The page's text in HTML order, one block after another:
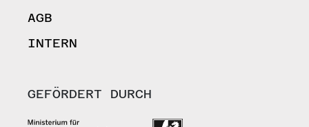
AGB
INTERN
GEFÖRDERT DURCH